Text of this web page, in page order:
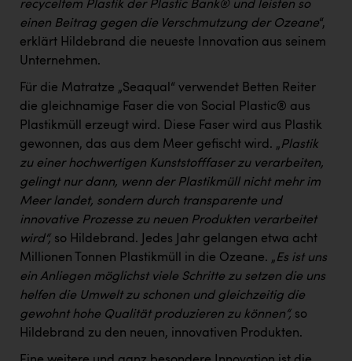
recyceltem Plastik der Plastic Bank® und leisten so
einen Beitrag gegen die Verschmutzung der Ozeane“,
erklärt Hildebrand die neueste Innovation aus seinem
Unternehmen.
Für die Matratze „Seaqual“ verwendet Betten Reiter
die gleichnamige Faser die von Social Plastic® aus
Plastikmüll erzeugt wird. Diese Faser wird aus Plastik
gewonnen, das aus dem Meer gefischt wird. „Plastik
zu einer hochwertigen Kunststofffaser zu verarbeiten,
gelingt nur dann, wenn der Plastikmüll nicht mehr im
Meer landet, sondern durch transparente und
innovative Prozesse zu neuen Produkten verarbeitet
wird“, so Hildebrand. Jedes Jahr gelangen etwa acht
Millionen Tonnen Plastikmüll in die Ozeane. „Es ist uns
ein Anliegen möglichst viele Schritte zu setzen die uns
helfen die Umwelt zu schonen und gleichzeitig die
gewohnt hohe Qualität produzieren zu können“, so
Hildebrand zu den neuen, innovativen Produkten.